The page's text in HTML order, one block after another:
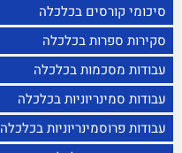
סיכומי קורסים בכלכלה
סקירות ספרות בכלכלה
עבודות מסכמות בכלכלה
עבודות סמינריוניות בכלכלה
עבודות פרוסמינריוניות בכלכלה